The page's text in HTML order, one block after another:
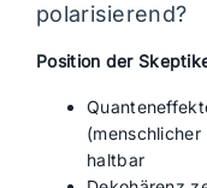
polarisierend?
Position der
haltbar